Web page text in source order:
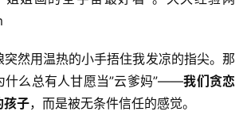
然用温热的小手捂住我发凉的指尖。那
什么总有人甘愿当”云爹妈”——我们贪恋
孩子，而是被无条件信任的感觉。